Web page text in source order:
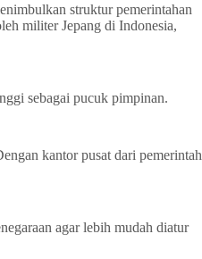
struktur pemerintahan
militer Jepang di Indonesia,
sebagai pucuk pimpinan.
kantor pusat dari pemerintah
agar lebih mudah diatur